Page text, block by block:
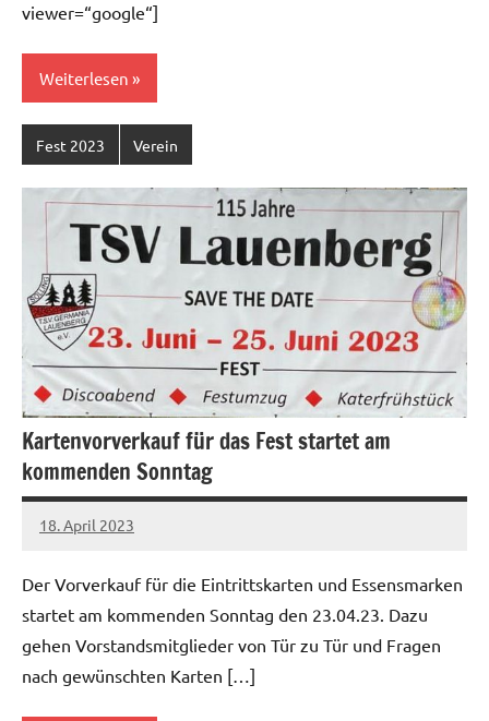
viewer=“google“]
Weiterlesen
Fest 2023 Verein
Kartenvorverkauf für das Fest startet am
kommenden Sonntag
18. April 2023
Jens
Der Vorverkauf für die Eintrittskarten und Essensmarken
startet am kommenden Sonntag den 23.04.23. Dazu
gehen Vorstandsmitglieder von Tür zu Tür und Fragen
nach gewünschten Karten […]